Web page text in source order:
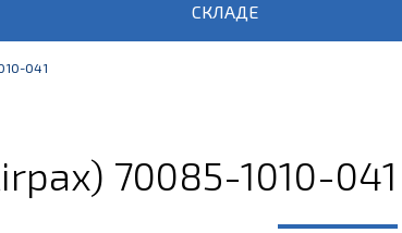
СКЛАДЕ
041
70085-1010-041